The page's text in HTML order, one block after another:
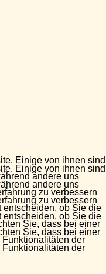
Einige von ihnen sind
andere uns
zu verbessern
entscheiden, ob Sie die
Sie, dass bei einer
der
Einige von ihnen sind
andere uns
zu verbessern
entscheiden, ob Sie die
Sie, dass bei einer
der